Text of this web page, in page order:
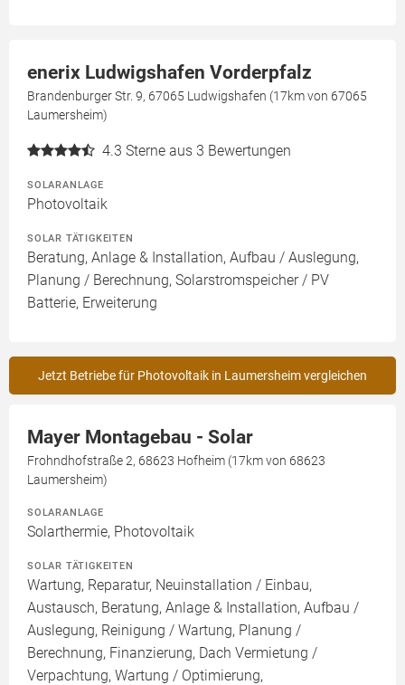
enerix Ludwigshafen Vorderpfalz
Brandenburger Str. 9, 67065 Ludwigshafen (17km von 67065
Laumersheim)
4.3 Sterne aus 3 Bewertungen
SOLARANLAGE
Photovoltaik
SOLAR TÄTIGKEITEN
Beratung, Anlage & Installation, Aufbau / Auslegung,
Planung / Berechnung, Solarstromspeicher / PV
Batterie, Erweiterung
Jetzt Betriebe für Photovoltaik in Laumersheim vergleichen
Mayer Montagebau - Solar
Frohndhofstraße 2, 68623 Hofheim (17km von 68623
Laumersheim)
SOLARANLAGE
Solarthermie, Photovoltaik
SOLAR TÄTIGKEITEN
Wartung, Reparatur, Neuinstallation / Einbau,
Austausch, Beratung, Anlage & Installation, Aufbau /
Auslegung, Reinigung / Wartung, Planung /
Berechnung, Finanzierung, Dach Vermietung /
Verpachtung, Wartung / Optimierung,